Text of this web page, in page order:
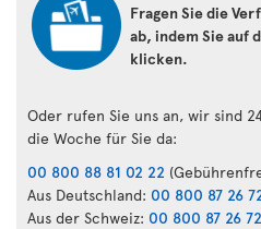
Fragen Sie die
ab, indem Sie auf
klicken.
Oder rufen Sie uns an, wir sind
die Woche für Sie da:
00 800 88 81 02 22
Aus Deutschland: 00 800 87 26
Aus der Schweiz: 00 800 87 26